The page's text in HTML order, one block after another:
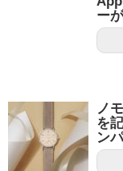
ー
ノ
を
ン